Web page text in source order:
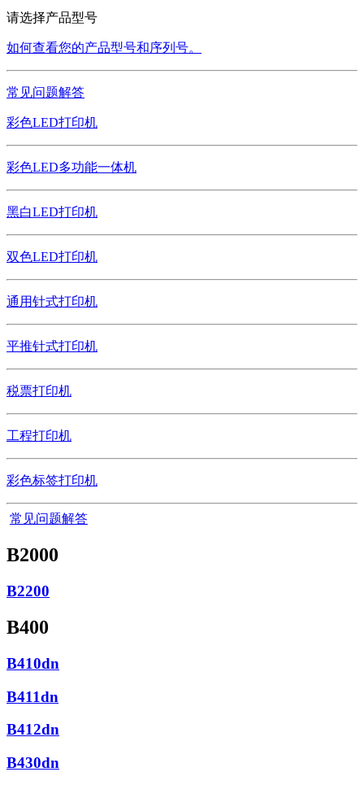
请选择产品型号
如何查看您的产品型号和序列号。
常见问题解答
彩色LED打印机
彩色LED多功能一体机
黑白LED打印机
双色LED打印机
通用针式打印机
平推针式打印机
税票打印机
工程打印机
彩色标签打印机
常见问题解答
B2000
B2200
B400
B410dn
B411dn
B412dn
B430dn